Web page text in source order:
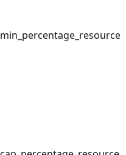
min_percentage_resource